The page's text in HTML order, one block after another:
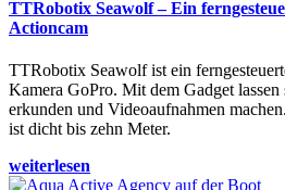
TTRobotix Seawolf – Ein
Actioncam
TTRobotix Seawolf ist ein
Kamera GoPro. Mit dem Gadget
erkunden und Videoaufnahmen
ist dicht bis zehn Meter.
weiterlesen